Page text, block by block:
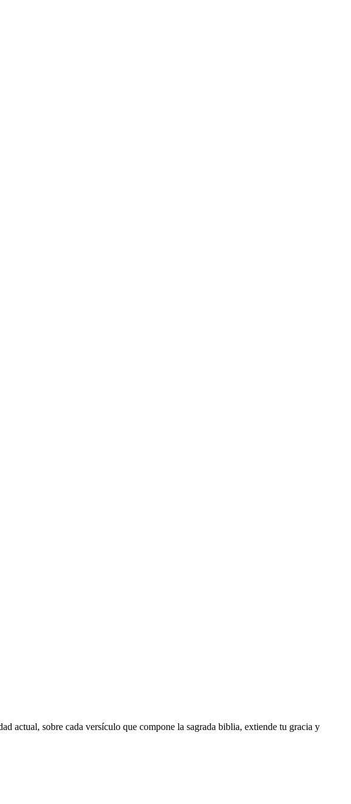
actual, sobre cada versículo que compone la sagrada biblia, extiende tu gracia y